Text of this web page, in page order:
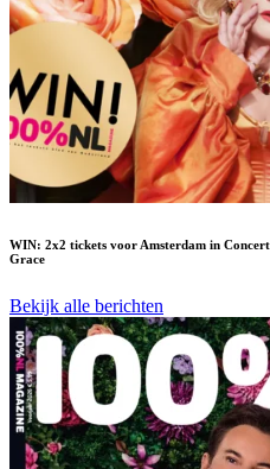
WIN: 2x2 tickets voor Amsterdam in
Grace
Bekijk alle berichten